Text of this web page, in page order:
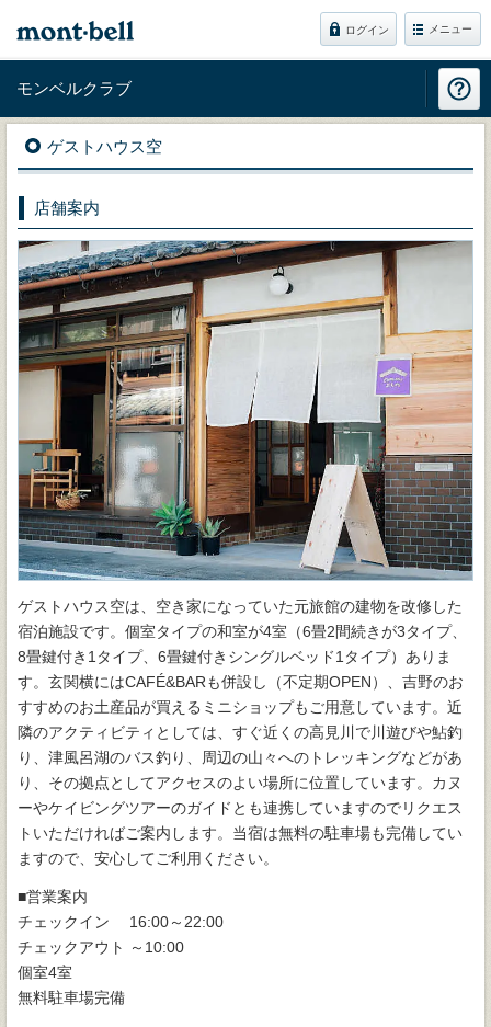
ログイン メニュー
モンベルクラブ
ゲストハウス空
店舗案内
ゲストハウス空は、空き家になっていた元旅館の建物を改修した
宿泊施設です。個室タイプの和室が4室（6畳2間続きが3タイプ、
8畳鍵付き1タイプ、6畳鍵付きシングルベッド1タイプ）ありま
す。玄関横にはCAFÉ&BARも併設し（不定期OPEN）、吉野のお
すすめのお土産品が買えるミニショップもご用意しています。近
隣のアクティビティとしては、すぐ近くの高見川で川遊びや鮎釣
り、津風呂湖のバス釣り、周辺の山々へのトレッキングなどがあ
り、その拠点としてアクセスのよい場所に位置しています。カヌ
ーやケイビングツアーのガイドとも連携していますのでリクエス
トいただければご案内します。当宿は無料の駐車場も完備してい
ますので、安心してご利用ください。
■営業案内
チェックイン 16:00～22:00
チェックアウト ～10:00
個室4室
無料駐車場完備